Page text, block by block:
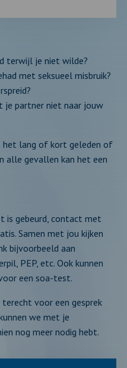
terwijl je niet wilde?
met seksueel misbruik?
je partner niet naar jouw
het lang of kort geleden of
alle gevallen kan het een
is gebeurd, contact met
Samen met jou kijken
bijvoorbeeld aan
PEP, etc. Ook kunnen
een soa-test.
voor een gesprek
we met je
nog meer nodig hebt.